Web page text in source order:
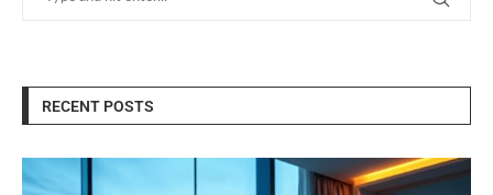
RECENT POSTS